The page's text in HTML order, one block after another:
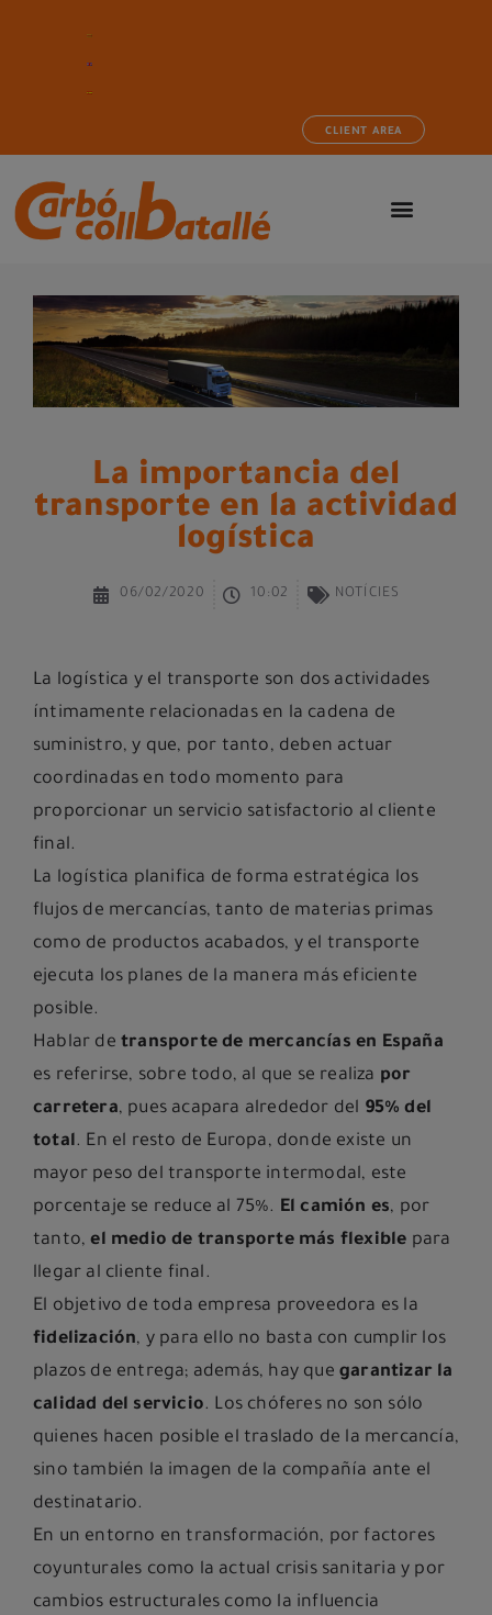
CLIENT AREA
La importancia del
transporte en la actividad
logística
06/02/2020 10:02 NOTÍCIES
La logística y el transporte son dos actividades
íntimamente relacionadas en la cadena de
suministro, y que, por tanto, deben actuar
coordinadas en todo momento para
proporcionar un servicio satisfactorio al cliente
final.
La logística planifica de forma estratégica los
flujos de mercancías, tanto de materias primas
como de productos acabados, y el transporte
ejecuta los planes de la manera más eficiente
posible.
Hablar de transporte de mercancías en España
es referirse, sobre todo, al que se realiza por
carretera, pues acapara alrededor del 95% del
total. En el resto de Europa, donde existe un
mayor peso del transporte intermodal, este
porcentaje se reduce al 75%. El camión es, por
tanto,el medio de transporte más flexible para
llegar al cliente final.
El objetivo de toda empresa proveedora es la
fidelización, y para ello no basta con cumplir los
plazos de entrega; además, hay que garantizar la
calidad del servicio. Los chóferes no son sólo
quienes hacen posible el traslado de la mercancía,
sino también la imagen de la compañía ante el
destinatario.
En un entorno en transformación, por factores
coyunturales como la actual crisis sanitaria y por
cambios estructurales como la influencia